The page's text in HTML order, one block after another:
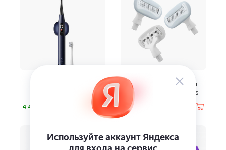
4 490
Сменные кассеты для
бритвы Olzori Wellskins
1 090